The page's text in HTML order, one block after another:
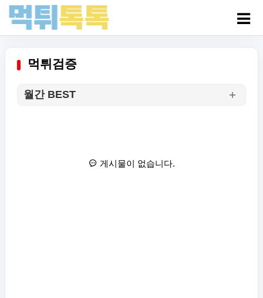
먹튀검증
월간 BEST
게시물이 없습니다.